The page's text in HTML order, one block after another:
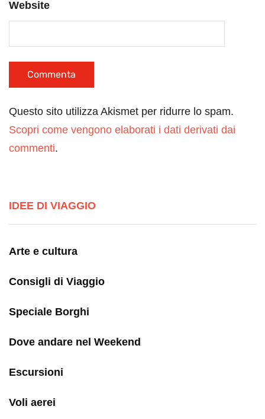
Website
Questo sito utilizza Akismet per ridurre lo spam.
Scopri come vengono elaborati i dati derivati dai
commenti.
IDEE DI VIAGGIO
Arte e cultura
Consigli di Viaggio
Speciale Borghi
Dove andare nel Weekend
Escursioni
Voli aerei